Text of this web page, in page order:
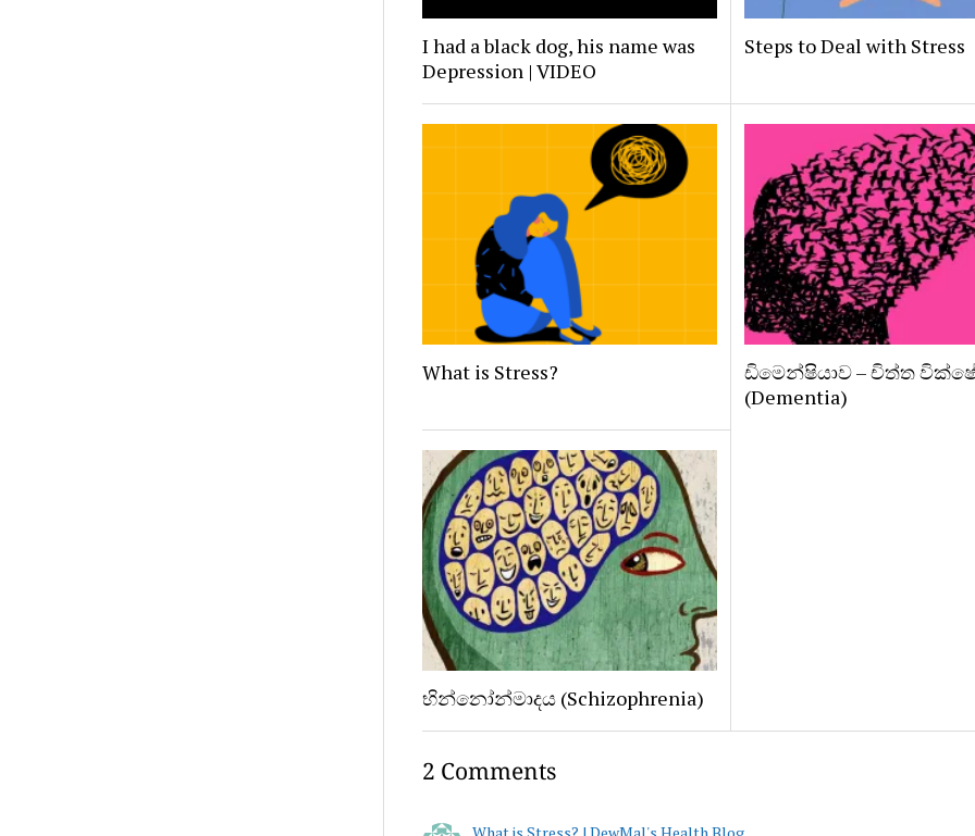
I had a black dog, his name was
Depression | VIDEO
Steps to Deal with Stress
What is Stress?
ඩිමෙන්ෂියාව – චිත්ත
(Dementia)
භින්නෝන්මාදය (Schizophrenia)
2 Comments